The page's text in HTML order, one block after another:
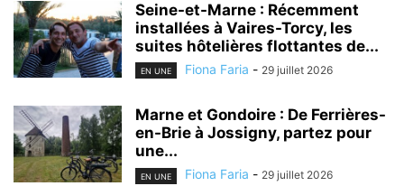
Seine-et-Marne : Récemment
installées à Vaires-Torcy, les
suites hôtelières flottantes de...
EN UNE Fiona Faria - 29 juillet 2026
Marne et Gondoire : De Ferrières-
en-Brie à Jossigny, partez pour
une...
EN UNE Fiona Faria - 29 juillet 2026